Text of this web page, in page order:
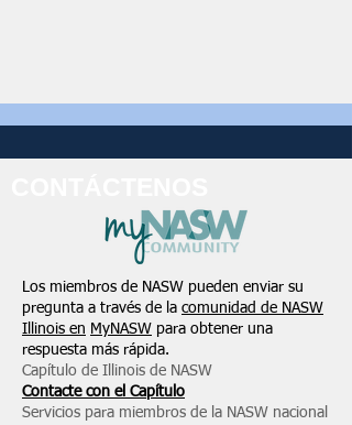
Los miembros de NASW pueden enviar su
pregunta a través de la comunidad de NASW
Illinois en MyNASW para obtener una
respuesta más rápida.
Capítulo de Illinois de NASW
Contacte con el Capítulo
Servicios para miembros de la NASW nacional